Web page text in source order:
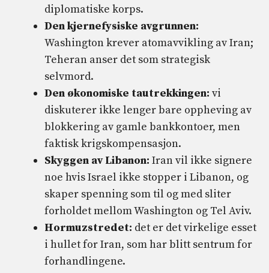
diplomatiske korps.
Den kjernefysiske avgrunnen:
Washington krever atomavvikling av Iran;
Teheran anser det som strategisk
selvmord.
Den økonomiske tautrekkingen: vi
diskuterer ikke lenger bare oppheving av
blokkering av gamle bankkontoer, men
faktisk krigskompensasjon.
Skyggen av Libanon: Iran vil ikke signere
noe hvis Israel ikke stopper i Libanon, og
skaper spenning som til og med sliter
forholdet mellom Washington og Tel Aviv.
Hormuzstredet: det er det virkelige esset
i hullet for Iran, som har blitt sentrum for
forhandlingene.